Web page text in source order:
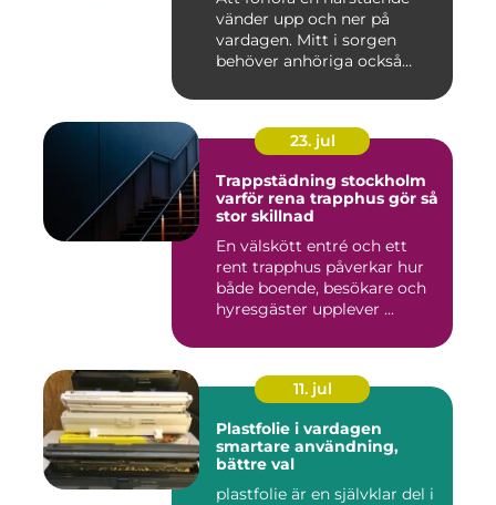
vänder upp och ner på
vardagen. Mitt i sorgen
behöver anhöriga också
23. jul
Trappstädning stockholm
varför rena trapphus gör så
stor skillnad
En välskött entré och ett
rent trapphus påverkar hur
både boende, besökare och
hyresgäster upplever ...
11. jul
Plastfolie i vardagen
smartare användning,
bättre val
plastfolie är en självklar del i